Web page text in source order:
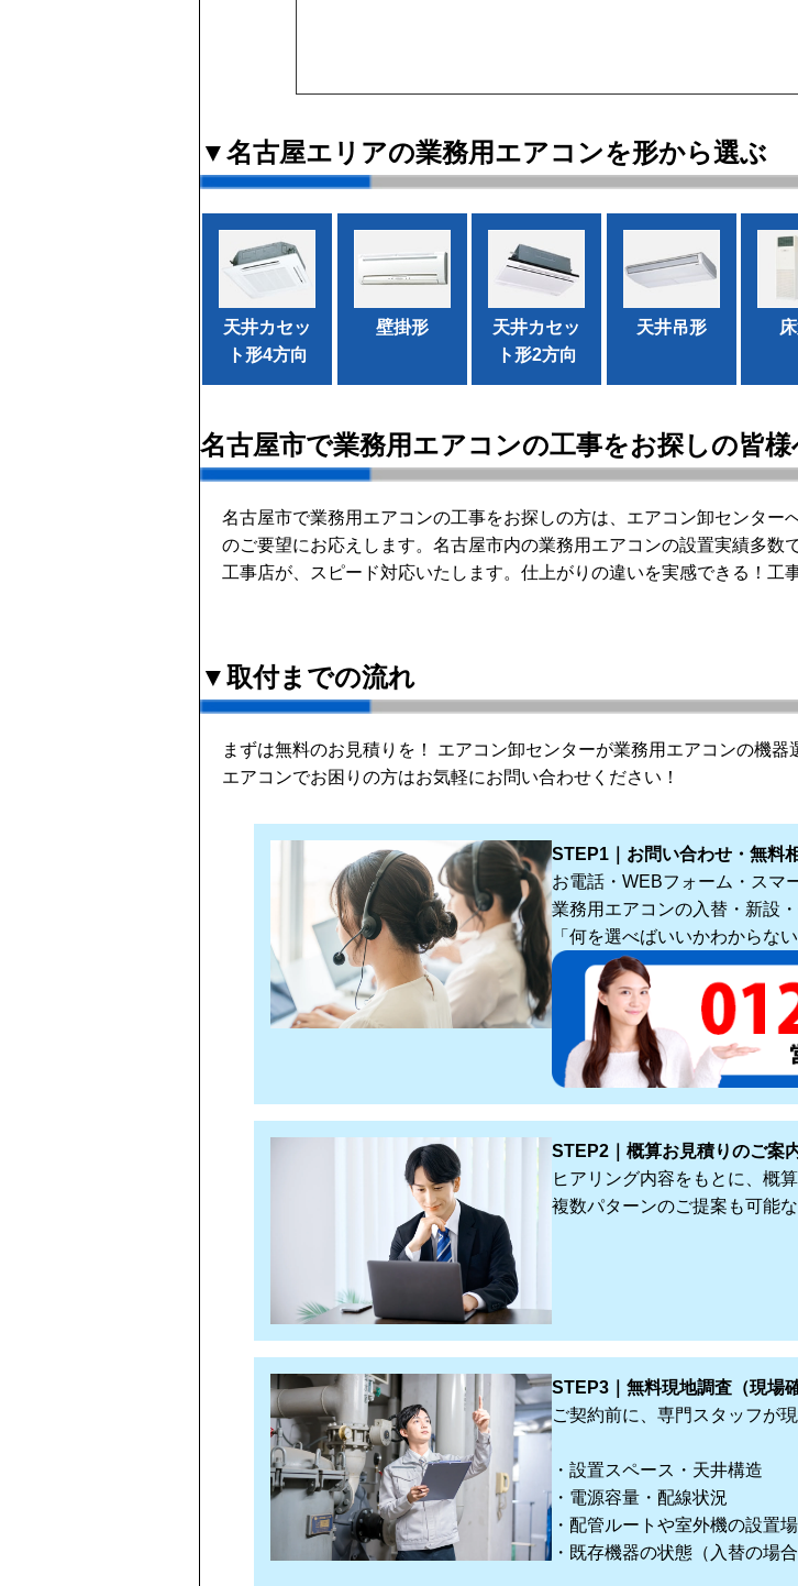
▼名古屋エリアの業務用エアコンを形から選ぶ
天井カセッ
ト形4方向
壁掛形
天井カセッ
ト形2方向
天井吊形
名古屋市で業務用エアコンの工事をお探しの皆様
名古屋市で業務用エアコンの工事をお探しの方は、エアコン卸センタ
のご要望にお応えします。名古屋市内の業務用エアコンの設置実績多
工事店が、スピード対応いたします。仕上がりの違いを実感できる！工
▼取付までの流れ
まずは無料のお見積りを！ エアコン卸センターが業務用エアコンの機
エアコンでお困りの方はお気軽にお問い合わせください！
STEP1｜お問い合わせ・無料
お電話・WEBフォーム・スマ
業務用エアコンの入替・新設
「何を選べばいいかわからな
STEP2｜概算お見積りのご案
ヒアリング内容をもとに、概
複数パターンのご提案も可能
STEP3｜無料現地調査（現場確
ご契約前に、専門スタッフが
・設置スペース・天井構造
・電源容量・配線状況
・配管ルートや室外機の設置
・既存機器の状態（入替の場合